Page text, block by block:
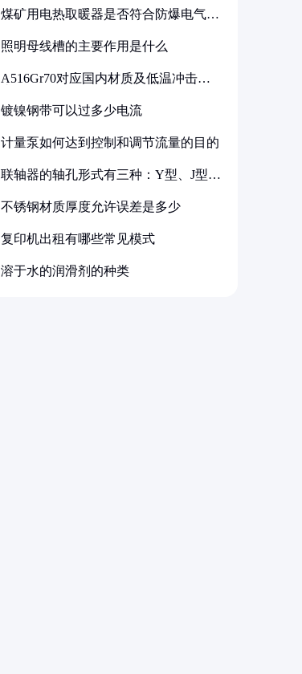
煤矿用电热取暖器是否符合防爆电气设
照明母线槽的主要作用是什么
A516Gr70对应国内材质及低温冲击要
镀镍钢带可以过多少电流
计量泵如何达到控制和调节流量的目的
联轴器的轴孔形式有三种：Y型、J型、
不锈钢材质厚度允许误差是多少
复印机出租有哪些常见模式
溶于水的润滑剂的种类